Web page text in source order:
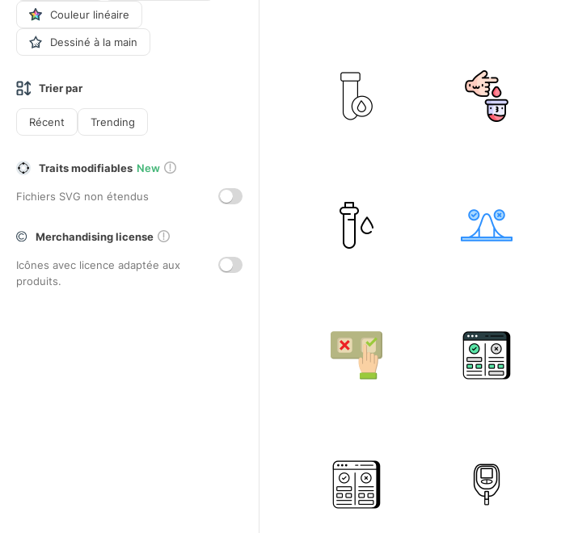
Couleur linéaire
Dessiné à la main
Trier par
Récent Trending
Traits modifiables New
Fichiers SVG non étendus
Merchandising license
Icônes avec licence adaptée aux
produits.